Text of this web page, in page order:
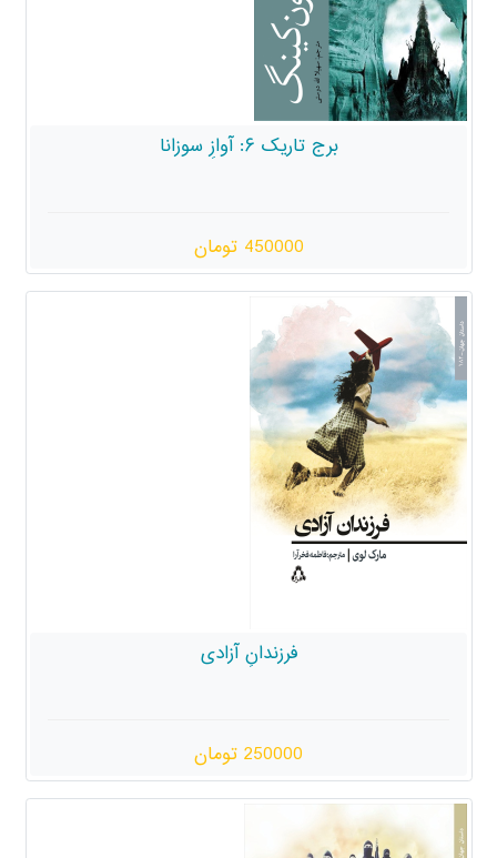
برج تاریک ۶: آوازِ سوزانا
450000 تومان
فرزندانِ آزادی
250000 تومان